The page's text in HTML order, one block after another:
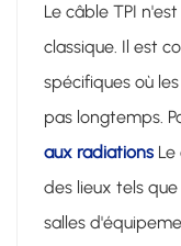
Le câble TPI
classique. Il est
spécifiques où
pas longtemps.
aux radiations
des lieux tels
salles